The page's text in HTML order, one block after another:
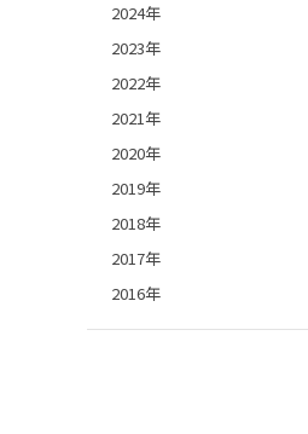
2024年
2023年
2022年
2021年
2020年
2019年
2018年
2017年
2016年